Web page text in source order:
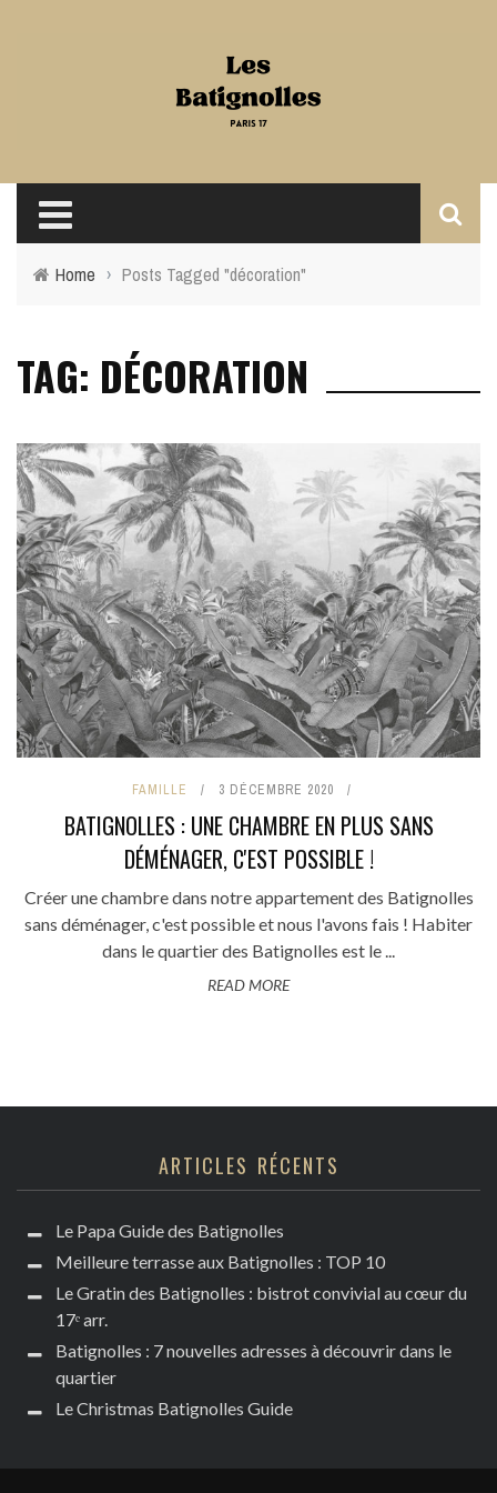
Home › Posts Tagged "décoration"
TAG: DÉCORATION
FAMILLE 3 DÉCEMBRE 2020
BATIGNOLLES : UNE CHAMBRE EN PLUS SANS
DÉMÉNAGER, C'EST POSSIBLE !
Créer une chambre dans notre appartement des Batignolles
sans déménager, c'est possible et nous l'avons fais ! Habiter
dans le quartier des Batignolles est le ...
READ MORE
ARTICLES RÉCENTS
Le Papa Guide des Batignolles
Meilleure terrasse aux Batignolles : TOP 10
Le Gratin des Batignolles : bistrot convivial au cœur du
17ᵉ arr.
Batignolles : 7 nouvelles adresses à découvrir dans le
quartier
Le Christmas Batignolles Guide